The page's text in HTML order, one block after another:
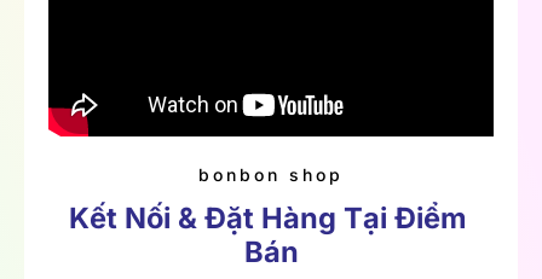
bonbon shop
Kết Nối & Đặt Hàng Tại Điểm
Bán